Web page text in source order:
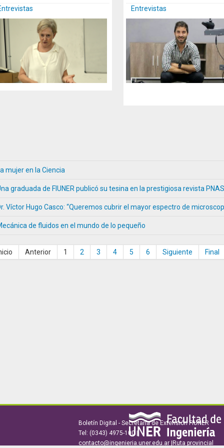
Entrevistas
mujer en la Ciencia
graduada de FIUNER publicó su tesina en la prestigiosa revista
Víctor Hugo Casco: “Queremos cubrir el mayor espectro de
de fluidos en el mundo de lo pequeño
Anterior 1 2 3 4 5 6 Siguiente Final
Boletín Digital - Secretaría de Extensión FIUNER
Tel: (0343) 4975-100 |
contacto@ingenieria.uner.edu.ar |Ruta provincial